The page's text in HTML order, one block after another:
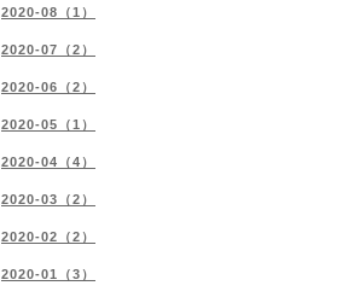
2020-08（1）
2020-07（2）
2020-06（2）
2020-05（1）
2020-04（4）
2020-03（2）
2020-02（2）
2020-01（3）